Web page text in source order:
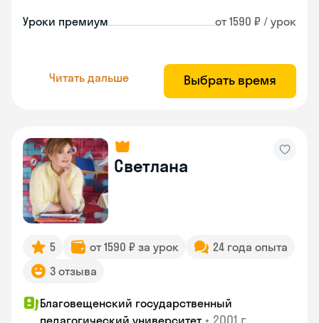
Уроки премиум от 1590 ₽ / урок
Читать дальше Выбрать время
Светлана
5 от 1590 ₽ за урок
24 года опыта
3 отзыва
Благовещенский государственный
педагогический университет